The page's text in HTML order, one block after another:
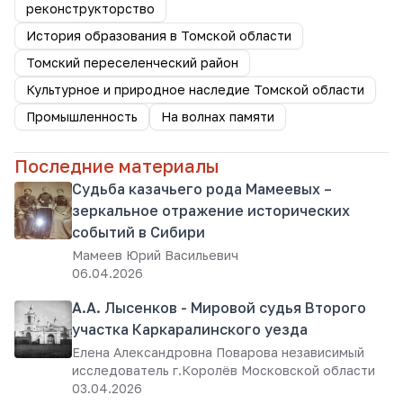
реконструкторство
История образования в Томской области
Томский переселенческий район
Культурное и природное наследие Томской области
Промышленность
На волнах памяти
Последние материалы
Судьба казачьего рода Мамеевых –
зеркальное отражение исторических
событий в Сибири
Мамеев Юрий Васильевич
06.04.2026
А.А. Лысенков - Мировой судья Второго
участка Каркаралинского уезда
Елена Александровна Поварова независимый
исследователь г.Королёв Московской области
03.04.2026